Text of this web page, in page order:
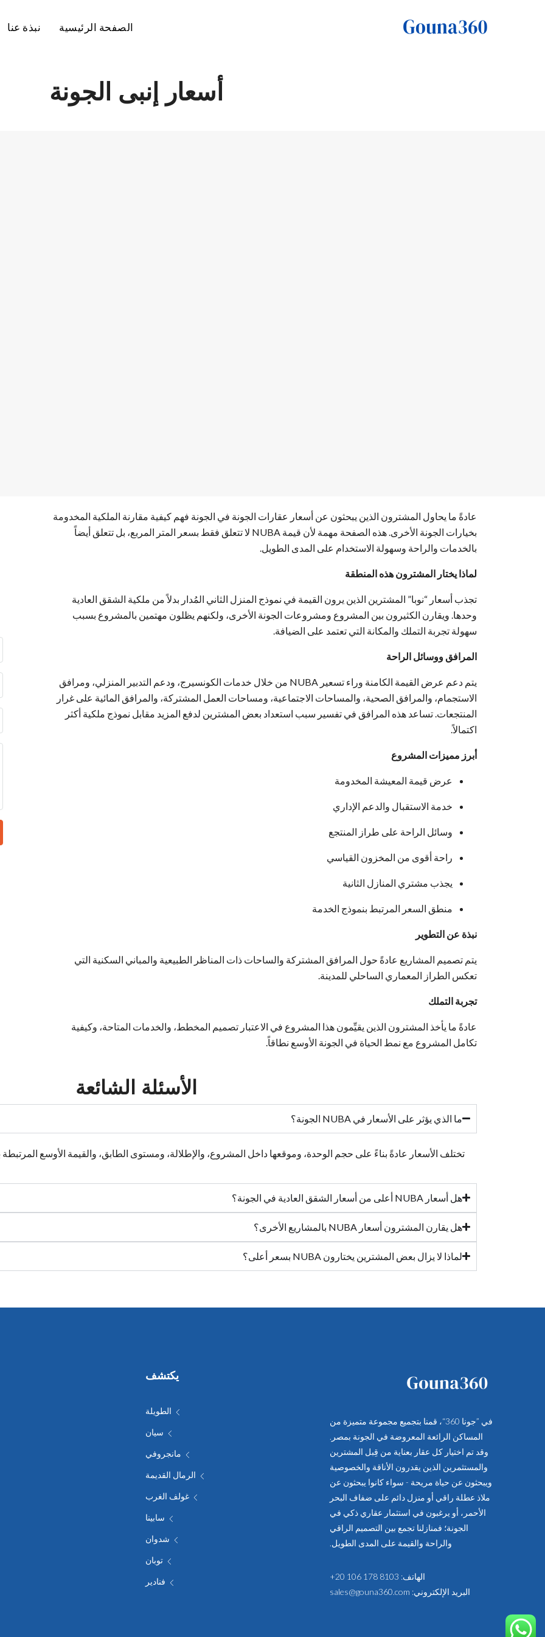
الصفحة الرئيسية نبذة عنا
أسعار إنبى الجونة
عادةً ما يحاول المشترون الذين يبحثون عن أسعار عقارات الجونة في الجونة فهم كيفية مقارنة الملكية المخدومة
بخيارات الجونة الأخرى. هذه الصفحة مهمة لأن قيمة NUBA لا تتعلق فقط بسعر المتر المربع، بل تتعلق أيضاً
بالخدمات والراحة وسهولة الاستخدام على المدى الطويل.
لماذا يختار المشترون هذه المنطقة
تجذب أسعار “نوبا” المشترين الذين يرون القيمة في نموذج المنزل الثاني المُدار بدلاً من ملكية الشقق العادية
وحدها. ويقارن الكثيرون بين المشروع ومشروعات الجونة الأخرى، ولكنهم يظلون مهتمين بالمشروع بسبب
سهولة تجربة التملك والمكانة التي تعتمد على الضيافة.
المرافق ووسائل الراحة
يتم دعم عرض القيمة الكامنة وراء تسعير NUBA من خلال خدمات الكونسيرج، ودعم التدبير المنزلي، ومرافق
الاستجمام، والمرافق الصحية، والمساحات الاجتماعية، ومساحات العمل المشتركة، والمرافق المائية على غرار
المنتجعات. تساعد هذه المرافق في تفسير سبب استعداد بعض المشترين لدفع المزيد مقابل نموذج ملكية أكثر
اكتمالاً.
أبرز مميزات المشروع
عرض قيمة المعيشة المخدومة
خدمة الاستقبال والدعم الإداري
وسائل الراحة على طراز المنتجع
راحة أقوى من المخزون القياسي
يجذب مشتري المنازل الثانية
منطق السعر المرتبط بنموذج الخدمة
نبذة عن التطوير
يتم تصميم المشاريع عادةً حول المرافق المشتركة والساحات ذات المناظر الطبيعية والمباني السكنية التي
تعكس الطراز المعماري الساحلي للمدينة.
تجربة التملك
عادةً ما يأخذ المشترون الذين يقيِّمون هذا المشروع في الاعتبار تصميم المخطط، والخدمات المتاحة، وكيفية
تكامل المشروع مع نمط الحياة في الجونة الأوسع نطاقاً.
الأسئلة الشائعة
ما الذي يؤثر على الأسعار في NUBA الجونة؟
تختلف الأسعار عادةً بناءً على حجم الوحدة، وموقعها داخل المشروع، والإطلالة، ومستوى الطابق، والقيمة الأوسع المرتبطة
هل أسعار NUBA أعلى من أسعار الشقق العادية في الجونة؟
هل يقارن المشترون أسعار NUBA بالمشاريع الأخرى؟
لماذا لا يزال بعض المشترين يختارون NUBA بسعر أعلى؟
في ”جونا 360“، قمنا بتجميع مجموعة متميزة من
المساكن الرائعة المعروضة في الجونة بمصر.
وقد تم اختيار كل عقار بعناية من قِبل المشترين
والمستثمرين الذين يقدرون الأناقة والخصوصية
ويبحثون عن حياة مريحة - سواء كانوا يبحثون عن
ملاذ عطلة راقي أو منزل دائم على ضفاف البحر
الأحمر، أو يرغبون في استثمار عقاري ذكي في
الجونة؛ فمنازلنا تجمع بين التصميم الراقي
والراحة والقيمة على المدى الطويل.
الهاتف: +20 106 178 8103
البريد الإلكتروني: sales@gouna360.com
يكتشف
الطويلة
سيان
مانجروفي
الرمال القديمة
غولف الغرب
سابينا
شدوان
توبان
فنادير